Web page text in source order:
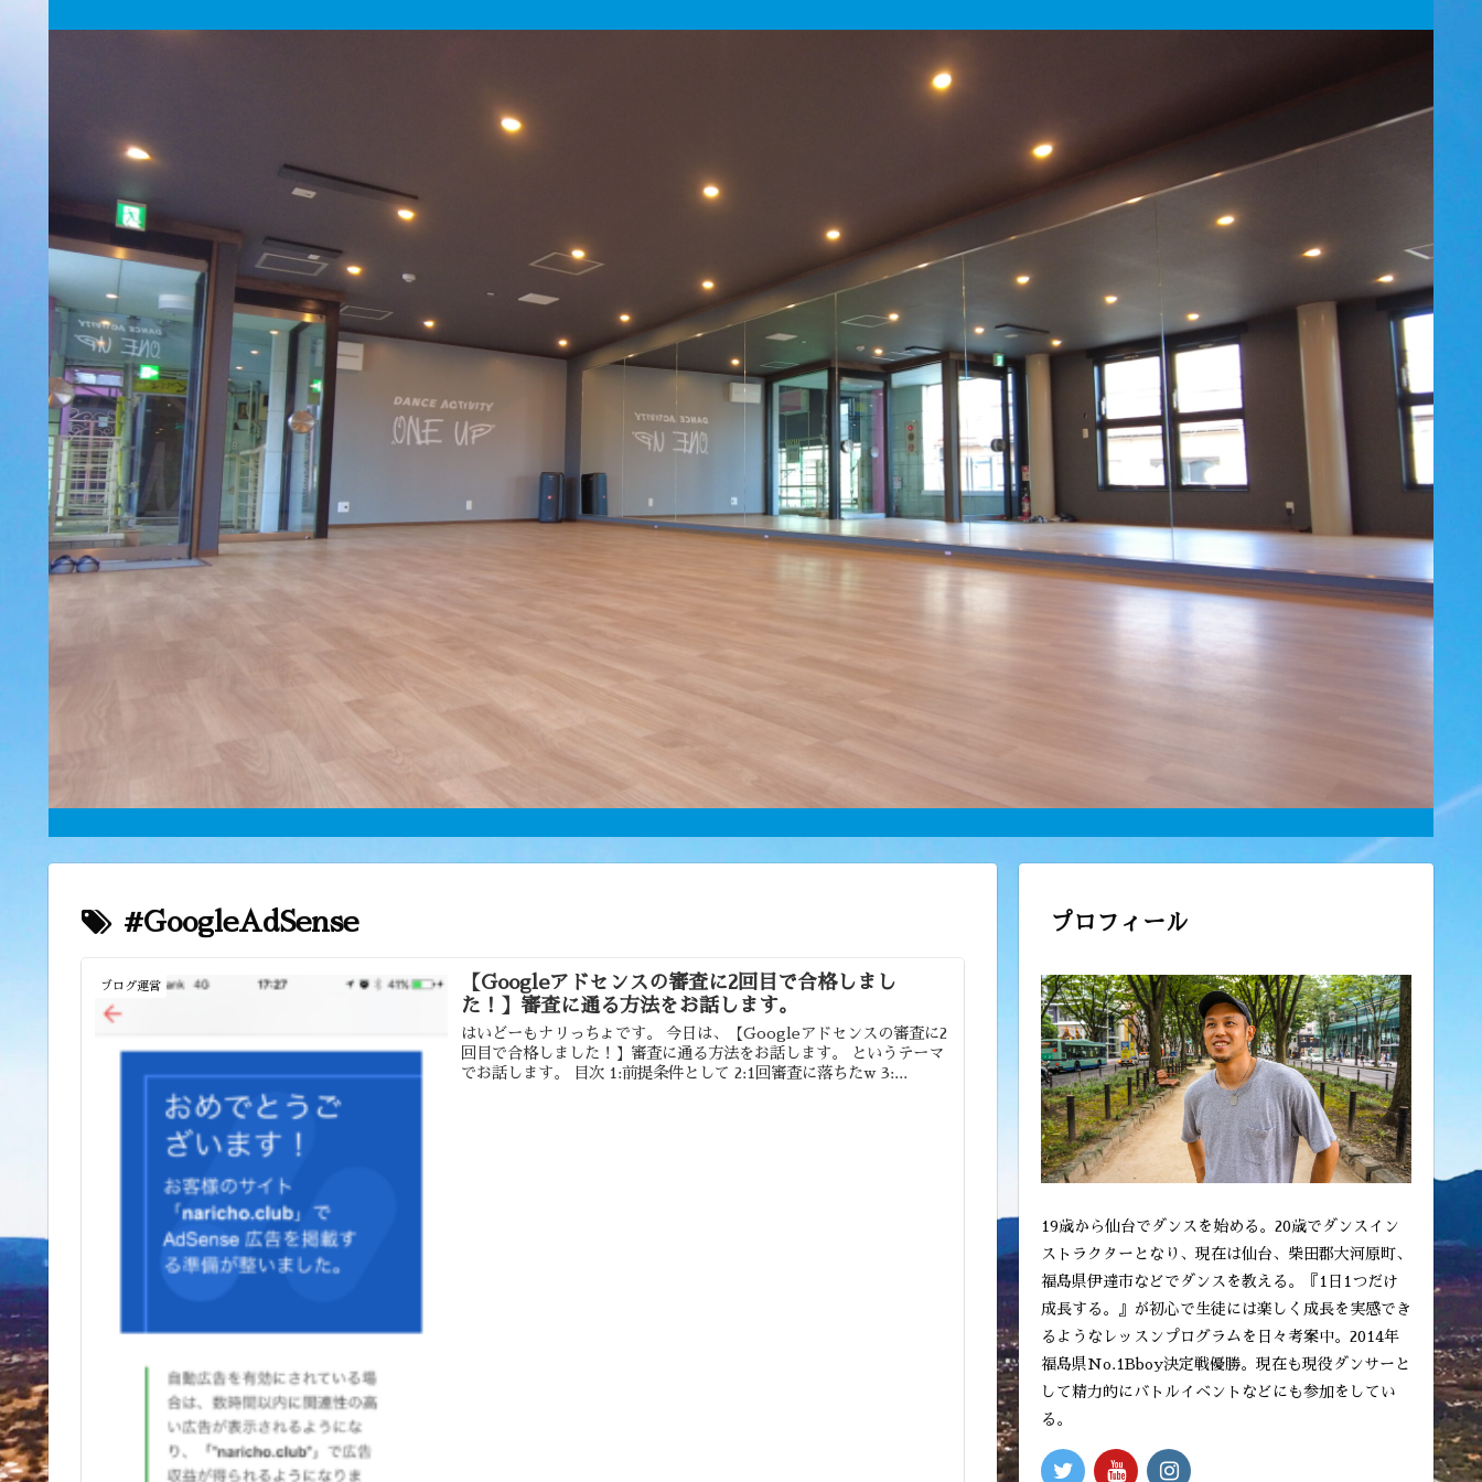
#GoogleAdSense
ブログ運営
【Googleアドセンスの審査に2回目で合格しまし
た！】審査に通る方法をお話します。
はいどーもナリっちょです。 今日は、【Googleアドセンスの審査に2
回目で合格しました！】審査に通る方法をお話します。 というテーマ
でお話します。 目次 1:前提条件として 2:1回審査に落ちたw 3:...
プロフィール
19歳から仙台でダンスを始める。20歳でダンスイン
ストラクターとなり、現在は仙台、柴田郡大河原町、
福島県伊達市などでダンスを教える。『1日1つだけ
成長する。』が初心で生徒には楽しく成長を実感でき
るようなレッスンプログラムを日々考案中。2014年
福島県No.1Bboy決定戦優勝。現在も現役ダンサーと
して精力的にバトルイベントなどにも参加をしてい
る。